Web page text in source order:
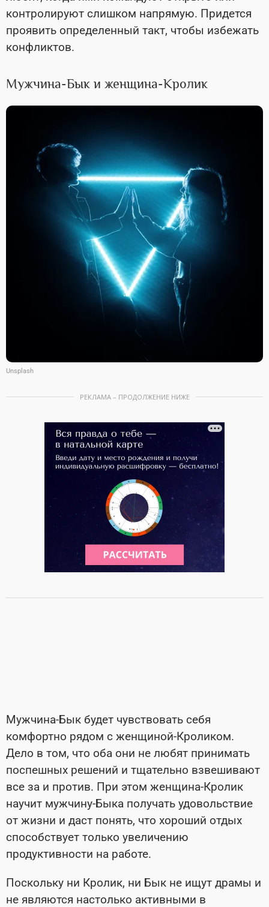
контролируют слишком напрямую. Придется
проявить определенный такт, чтобы избежать
конфликтов.
Мужчина-Бык и женщина-Кролик
Unsplash
РЕКЛАМА – ПРОДОЛЖЕНИЕ НИЖЕ
Мужчина-Бык будет чувствовать себя
комфортно рядом с женщиной-Кроликом.
Дело в том, что оба они не любят принимать
поспешных решений и тщательно взвешивают
все за и против. При этом женщина-Кролик
научит мужчину-Быка получать удовольствие
от жизни и даст понять, что хороший отдых
способствует только увеличению
продуктивности на работе.
Поскольку ни Кролик, ни Бык не ищут драмы и
не являются настолько активными в